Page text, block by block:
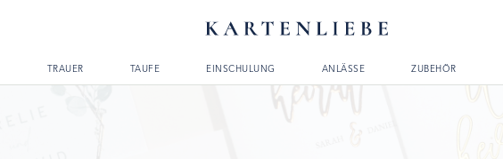
TRAUER TAUFE EINSCHULUNG ANLÄSSE ZUBEHÖR